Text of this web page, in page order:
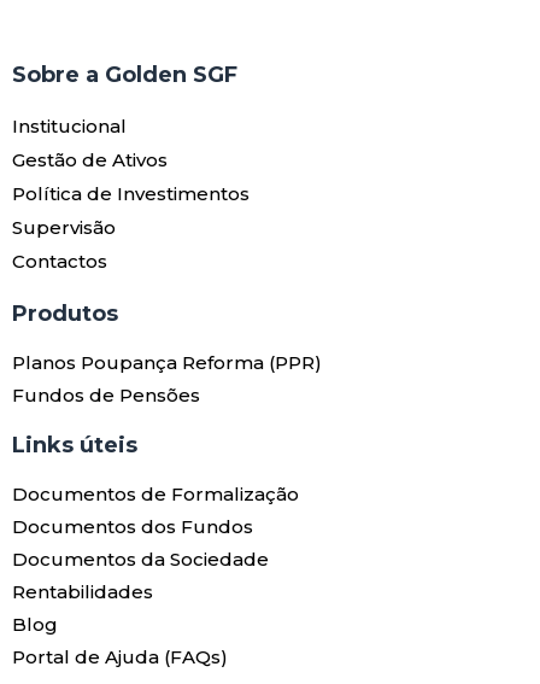
Sobre a Golden SGF
Institucional
Gestão de Ativos
Política de Investimentos
Supervisão
Contactos
Produtos​
Planos Poupança Reforma (PPR)
Fundos de Pensões
Links úteis​
Documentos de Formalização
Documentos dos Fundos
Documentos da Sociedade
Rentabilidades
Blog
Portal de Ajuda (FAQs)